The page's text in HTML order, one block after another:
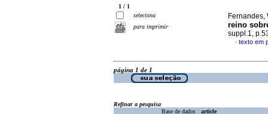
1 / 1
seleciona
para imprimir
reino
suppl.1,
· texto em
página 1 de 1
Refinar a pesquisa
Base de dados : article